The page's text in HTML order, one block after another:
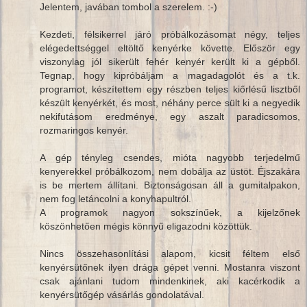
Jelentem, javában tombol a szerelem. :-)
Kezdeti, félsikerrel járó próbálkozásomat négy, teljes
elégedettséggel eltöltő kenyérke követte. Először egy
viszonylag jól sikerült fehér kenyér került ki a gépből.
Tegnap, hogy kipróbáljam a magadagolót és a t.k.
programot, készítettem egy részben teljes kiőrlésű lisztből
készült kenyérkét, és most, néhány perce sült ki a negyedik
nekifutásom eredménye, egy aszalt paradicsomos,
rozmaringos kenyér.
A gép tényleg csendes, mióta nagyobb terjedelmű
kenyerekkel próbálkozom, nem dobálja az üstöt. Éjszakára
is be mertem állítani. Biztonságosan áll a gumitalpakon,
nem fog letáncolni a konyhapultról.
A programok nagyon sokszínűek, a kijelzőnek
köszönhetően mégis könnyű eligazodni közöttük.
Nincs összehasonlítási alapom, kicsit féltem első
kenyérsütőnek ilyen drága gépet venni. Mostanra viszont
csak ajánlani tudom mindenkinek, aki kacérkodik a
kenyérsütőgép vásárlás gondolatával.